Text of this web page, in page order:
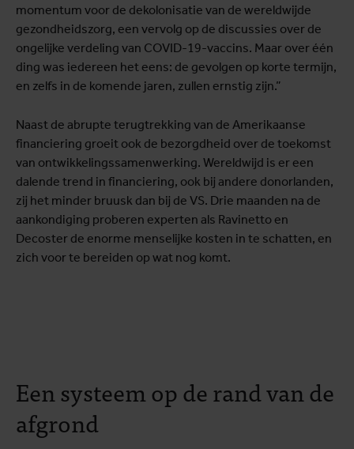
momentum voor de dekolonisatie van de wereldwijde
gezondheidszorg, een vervolg op de discussies over de
ongelijke verdeling van COVID-19-vaccins. Maar over één
ding was iedereen het eens: de gevolgen op korte termijn,
en zelfs in de komende jaren, zullen ernstig zijn.”
Naast de abrupte terugtrekking van de Amerikaanse
financiering groeit ook de bezorgdheid over de toekomst
van ontwikkelingssamenwerking. Wereldwijd is er een
dalende trend in financiering, ook bij andere donorlanden,
zij het minder bruusk dan bij de VS. Drie maanden na de
aankondiging proberen experten als Ravinetto en
Decoster de enorme menselijke kosten in te schatten, en
zich voor te bereiden op wat nog komt.
Een systeem op de rand van de
afgrond